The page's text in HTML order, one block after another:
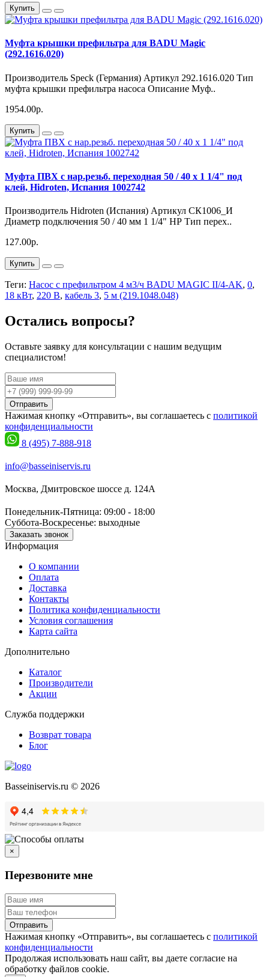
Купить
Муфта крышки префильтра для BADU Magic
(292.1616.020)
Производитель Speck (Германия) Артикул 292.1616.020 Тип
муфта крышки префильтра насоса Описание Муф..
1954.00р.
Купить
Муфта ПВХ с нар.резьб. переходная 50 / 40 х 1 1/4" под
клей, Hidroten, Испания 1002742
Производитель Hidroten (Испания) Артикул СК1006_И
Диаметр подключения 50 / 40 мм 1 1/4" НР Тип перех..
127.00р.
Купить
Теги: Насос с префильтром 4 м3/ч BADU MAGIC II/4-AK, 0,
18 кВт, 220 В, кабель 3, 5 м (219.1048.048)
Остались вопросы?
Оставьте заявку для консультации с нашим ведущим
специалистом!
Отправить
Нажимая кнопку «Отправить», вы соглашаетесь с политикой
конфиденциальности
8 (495) 7-888-918
info@basseiniservis.ru
Москва, Дмитровское шоссе д. 124А
Понедельник-Пятница: 09:00 - 18:00
Суббота-Воскресенье: выходные
Заказать звонок
Информация
О компании
Оплата
Доставка
Контакты
Политика конфиденциальности
Условия соглашения
Карта сайта
Дополнительно
Каталог
Производители
Акции
Служба поддержки
Возврат товара
Блог
Basseiniservis.ru © 2026
×
Перезвоните мне
Отправить
Нажимая кнопку «Отправить», вы соглашаетесь с политикой
конфиденциальности
Продолжая использовать наш сайт, вы даете согласие на
обработку файлов cookie.